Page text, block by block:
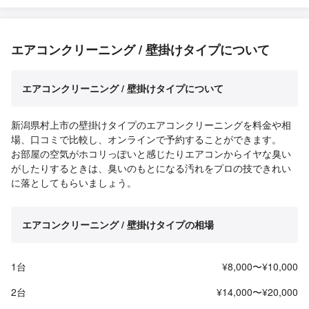
エアコンクリーニング / 壁掛けタイプについて
エアコンクリーニング / 壁掛けタイプについて
新潟県村上市の壁掛けタイプのエアコンクリーニングを料金や相
場、口コミで比較し、オンラインで予約することができます。
お部屋の空気がホコリっぽいと感じたりエアコンからイヤな臭い
がしたりするときは、臭いのもとになる汚れをプロの技できれい
に落としてもらいましょう。
エアコンクリーニング / 壁掛けタイプの相場
1台
¥8,000〜¥10,000
2台
¥14,000〜¥20,000